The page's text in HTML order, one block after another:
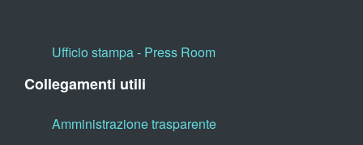
Ufficio stampa - Press Room
Collegamenti utili
Amministrazione trasparente